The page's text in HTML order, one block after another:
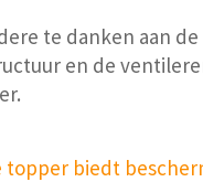
te danken aan
en de
topper biedt